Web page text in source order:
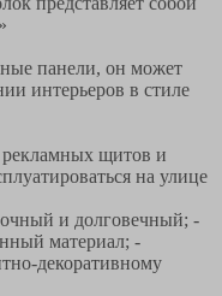
панели, он может
интерьеров в стиле
рекламных щитов и
на улице
и долговечный; -
материал; -
декоративному